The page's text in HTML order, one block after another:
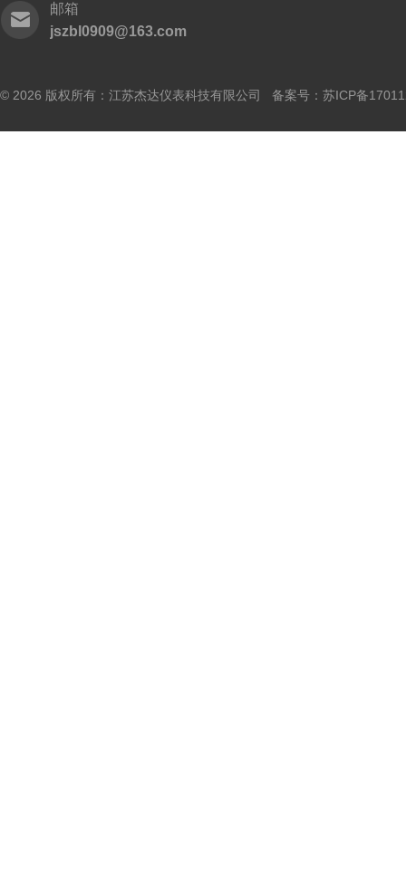
邮箱
jszbl0909@163.com
© 2026 版权所有：江苏杰达仪表科技有限公司 备案号： 苏ICP备